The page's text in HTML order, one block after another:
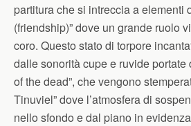
partitura che si intreccia a elementi
(friendship)” dove un grande ruolo
coro. Questo stato di torpore
dalle sonorità cupe e ruvide portate
of the dead”, che vengono
Tinuviel” dove l’atmosfera di
nello sfondo e dal piano in